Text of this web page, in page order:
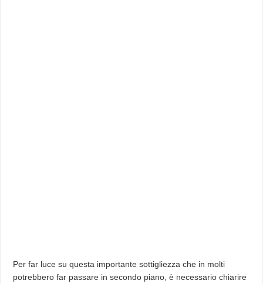
Per far luce su questa importante sottigliezza che in molti
potrebbero far passare in secondo piano, è necessario chiarire